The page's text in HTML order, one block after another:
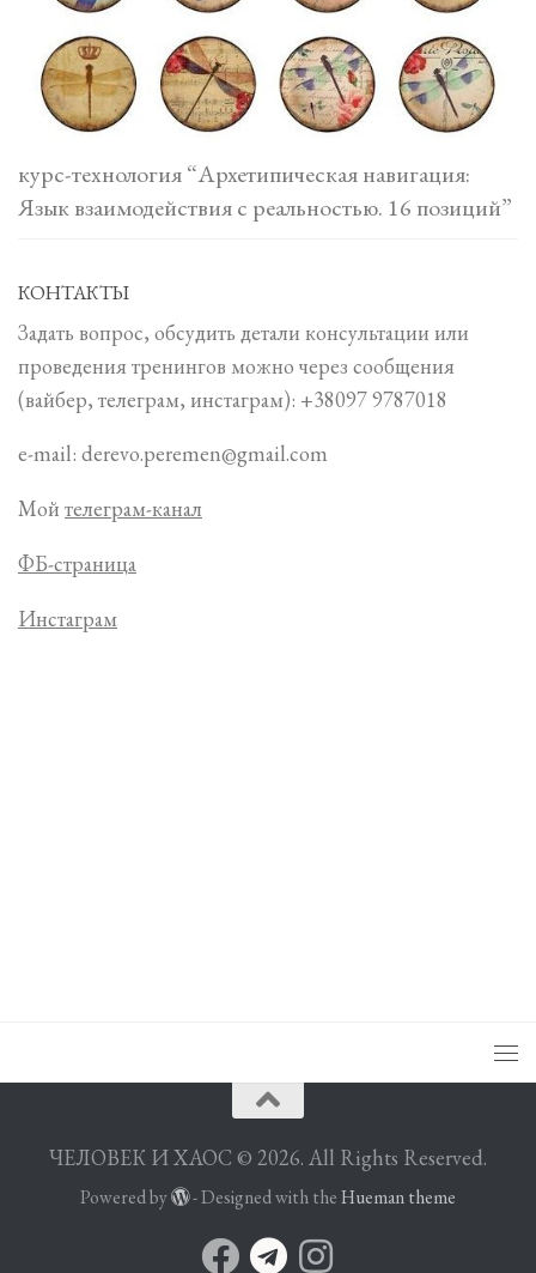
курс-технология “Архетипическая навигация:
Язык взаимодействия с реальностью. 16 позиций”
КОНТАКТЫ
Задать вопрос, обсудить детали консультации или
проведения тренингов можно через сообщения
(вайбер, телеграм, инстаграм): +38097 9787018
e-mail: derevo.peremen@gmail.com
Мой телеграм-канал
ФБ-страница
Инстаграм
ЧЕЛОВЕК И ХАОС © 2026. All Rights Reserved.
Powered by - Designed with theHueman theme